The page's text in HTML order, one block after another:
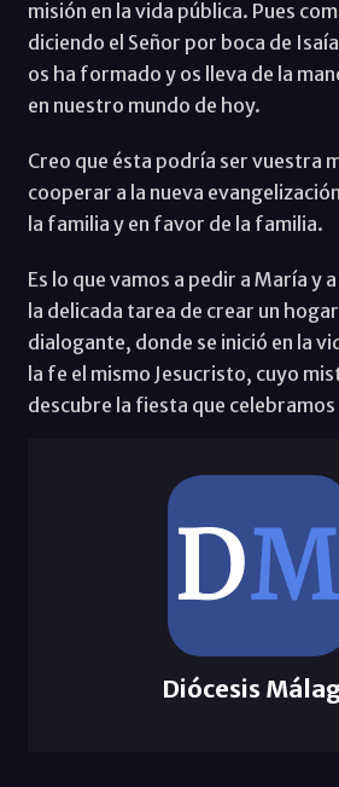
misión en la vida pública. Pues
diciendo el Señor por boca de
os ha formado y os lleva de la
en nuestro mundo de hoy.
Creo que ésta podría ser vuestra
cooperar a la nueva
la familia y en favor de la familia.
Es lo que vamos a pedir a María y
la delicada tarea de crear un
dialogante, donde se inició en la
la fe el mismo Jesucristo, cuyo
descubre la fiesta que celebramos
Diócesis